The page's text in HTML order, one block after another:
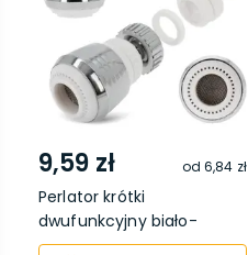
9,59 zł od6,84 zł
Perlator krótki
dwufunkcyjny biało-
chrom